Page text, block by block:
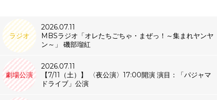
ラジオ
2026.07.11
MBSラジオ「オレたちごちゃ・まぜっ！～集まれヤンヤ
ン～」 磯部瑠紅
劇場公演
2026.07.11
【7/11（土）】 〈夜公演〉17:00開演 演目：「パジャマ
ドライブ」公演